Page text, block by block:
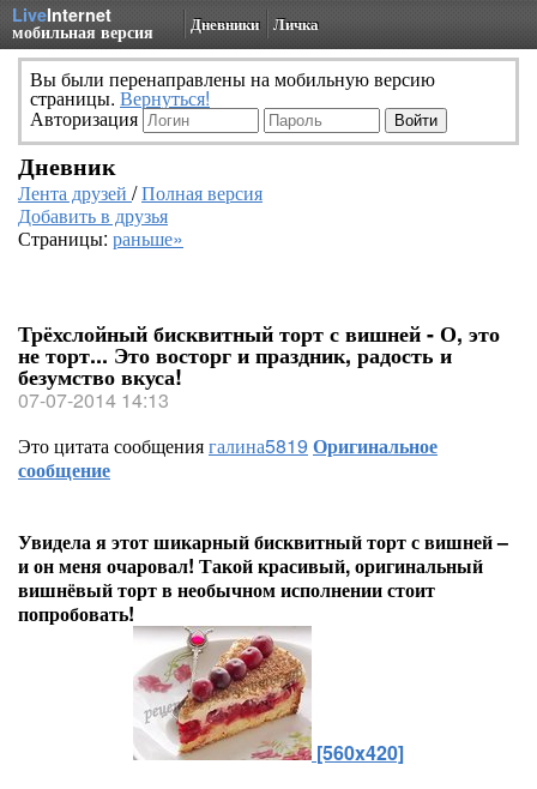
LiveInternet
мобильная версия Дневники Личка
Вы были перенаправлены на мобильную версию
страницы. Вернуться!
Авторизация
Дневник
Лента друзей /Полная версия
Добавить в друзья
Страницы: раньше»
Трёхслойный бисквитный торт с вишней - О, это
не торт... Это восторг и праздник, радость и
безумство вкуса!
07-07-2014 14:13
Это цитата сообщениягалина5819 Оригинальное
сообщение
Увидела я этот шикарный бисквитный торт с вишней –
и он меня очаровал! Такой красивый, оригинальный
вишнёвый торт в необычном исполнении стоит
попробовать!
[560x420]